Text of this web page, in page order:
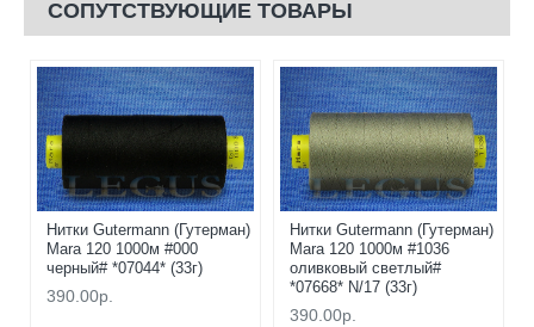
СОПУТСТВУЮЩИЕ ТОВАРЫ
Нитки Gutermann (Гутерман)
Mara 120 1000м #000
черный# *07044* (33г)
390.00р.
Нитки Gutermann (Гутерман)
Mara 120 1000м #1036
оливковый светлый#
*07668* N/17 (33г)
390.00р.